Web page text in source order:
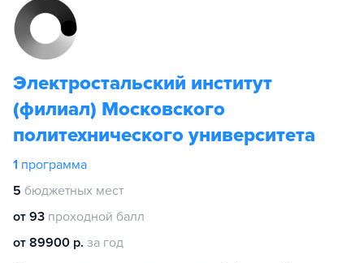
Электростальский институт
(филиал) Московского
политехнического университета
1 программа
5 бюджетных мест
от 93 проходной балл
от 89900 р. за год